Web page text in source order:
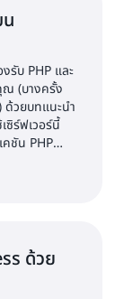
รับ PHP และ
(บางครั้ง
ด้วยบทแนะนำ
ซิร์ฟเวอร์นี้
คชัน PHP
ด้วย